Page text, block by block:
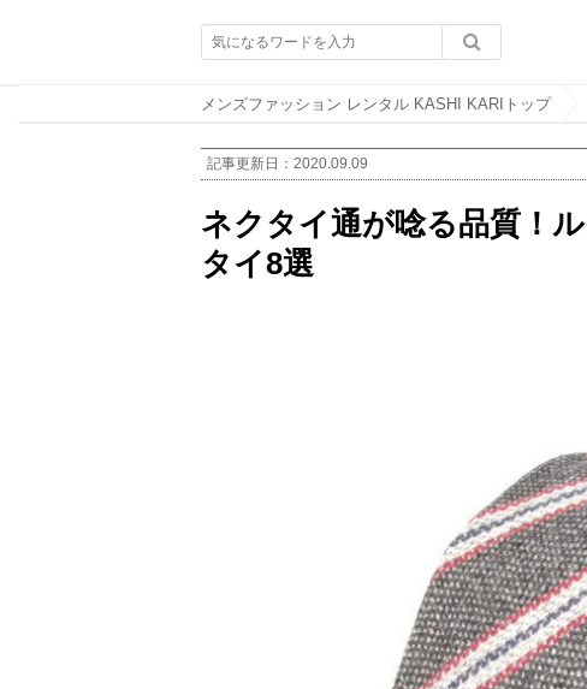
メンズファッション レンタル KASHI KARIトップ
記事更新日： 2020.09.09
ネクタイ通が唸る品質！
タイ8選